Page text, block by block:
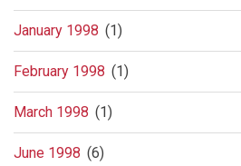
January 1998 (1)
February 1998 (1)
March 1998 (1)
June 1998 (6)